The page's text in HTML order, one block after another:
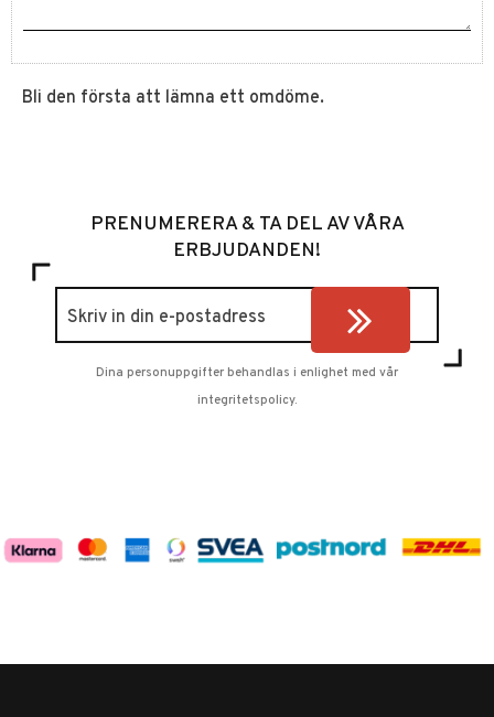
Bli den första att lämna ett omdöme.
PRENUMERERA & TA DEL AV VÅRA
ERBJUDANDEN!
Dina personuppgifter behandlas i enlighet med vår
integritetspolicy.